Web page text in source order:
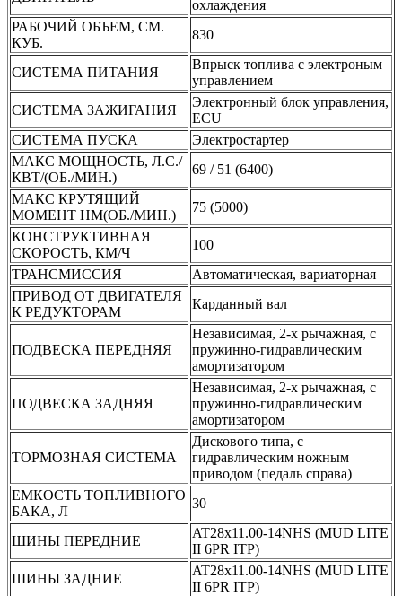
охлаждения
РАБОЧИЙ ОБЪЕМ, СМ.
КУБ.
830
СИСТЕМА ПИТАНИЯ
Впрыск топлива с электроным
управлением
СИСТЕМА ЗАЖИГАНИЯ
Электронный блок управления,
ECU
СИСТЕМА ПУСКА
Электростартер
МАКС МОЩНОСТЬ, Л.С./
КВТ/(ОБ./МИН.)
69 / 51 (6400)
МАКС КРУТЯЩИЙ
МОМЕНТ НМ(ОБ./МИН.)
75 (5000)
КОНСТРУКТИВНАЯ
СКОРОСТЬ, КМ/Ч
100
ТРАНСМИССИЯ
Автоматическая, вариаторная
ПРИВОД ОТ ДВИГАТЕЛЯ
К РЕДУКТОРАМ
Карданный вал
ПОДВЕСКА ПЕРЕДНЯЯ
Независимая, 2-х рычажная, с
пружинно-гидравлическим
амортизатором
ПОДВЕСКА ЗАДНЯЯ
Независимая, 2-х рычажная, с
пружинно-гидравлическим
амортизатором
ТОРМОЗНАЯ СИСТЕМА
Дискового типа, с
гидравлическим ножным
приводом (педаль справа)
ЕМКОСТЬ ТОПЛИВНОГО
БАКА, Л
30
ШИНЫ ПЕРЕДНИЕ
AT28x11.00-14NHS (MUD LITE
II 6PR ITP)
ШИНЫ ЗАДНИЕ
AT28x11.00-14NHS (MUD LITE
II 6PR ITP)